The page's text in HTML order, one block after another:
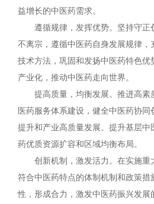
益增长的中医药需求。
遵循规律，发挥优势。坚持守正
不离宗，遵循中医药自身发展规律，
技术方法，巩固和发扬中医药特色优
产业化，推动中医药走向世界。
提高质量，均衡发展。推进高素
医药服务体系建设，健全中医药协
提升和产业高质量发展。提升基层中
药优质资源扩容和区域均衡布局。
创新机制，激发活力。在实施重
符合中医药特点的体制机制和政策措
性，形成合力，激发中医药振兴发展